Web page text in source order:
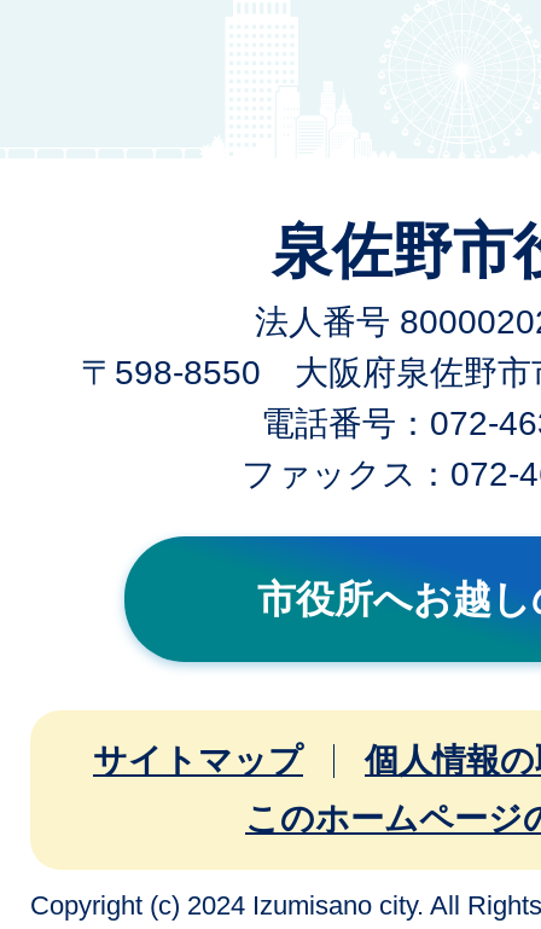
泉佐野市
法人番号
〒598-8550 大阪府泉佐野市
電話番号：072-
ファックス：072-
市役所へお越
サイトマップ
個人情報
このホームページ
Copyright (c) 2024 Izumisano city. All